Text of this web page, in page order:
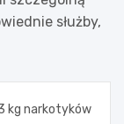
służby,
kg narkotyków